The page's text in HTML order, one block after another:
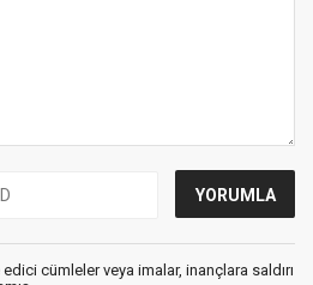
cümleler veya imalar, inançlara saldırı